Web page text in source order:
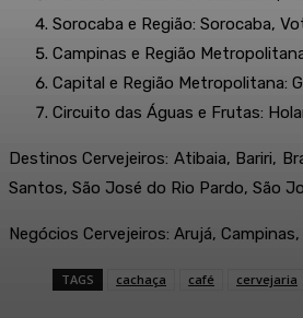
Sorocaba e Região: Sorocaba,
Campinas e Região
Capital e Região Metropolitana:
Circuito das Águas e Frutas:
Destinos Cervejeiros: Atibaia, Bariri,
Santos, São José do Rio Pardo, São
Negócios Cervejeiros: Arujá,
TAGS cachaça café cervejaria